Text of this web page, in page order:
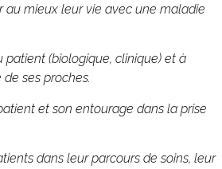
mieux leur vie avec une maladie
patient (biologique, clinique) et à
ses proches.
et son entourage dans la prise
dans leur parcours de soins, leur